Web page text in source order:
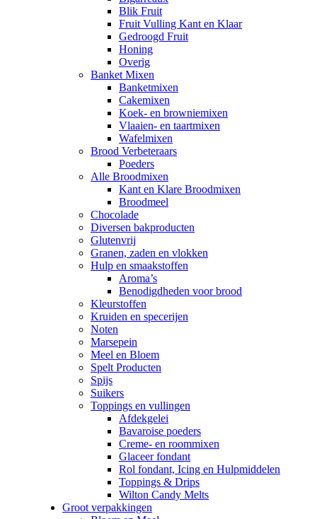
Blik Fruit
Fruit Vulling Kant en Klaar
Gedroogd Fruit
Honing
Overig
Banket Mixen
Banketmixen
Cakemixen
Koek- en browniemixen
Vlaaien- en taartmixen
Wafelmixen
Brood Verbeteraars
Poeders
Alle Broodmixen
Kant en Klare Broodmixen
Broodmeel
Chocolade
Diversen bakproducten
Glutenvrij
Granen, zaden en vlokken
Hulp en smaakstoffen
Aroma’s
Benodigdheden voor brood
Kleurstoffen
Kruiden en specerijen
Noten
Marsepein
Meel en Bloem
Spelt Producten
Spijs
Suikers
Toppings en vullingen
Afdekgelei
Bavaroise poeders
Creme- en roommixen
Glaceer fondant
Rol fondant, Icing en Hulpmiddelen
Toppings & Drips
Wilton Candy Melts
Groot verpakkingen